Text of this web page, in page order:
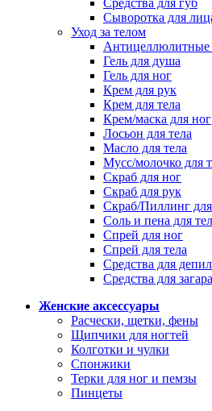
Средства для губ
Сыворотка для
Уход за телом
Антицеллюлитные
Гель для душа
Гель для ног
Крем для рук
Крем для тела
Крем/маска для ног
Лосьон для тела
Масло для тела
Мусс/молочко для
Скраб для ног
Скраб для рук
Скраб/Пиллинг для
Соль и пена для
Спрей для ног
Спрей для тела
Средства для
Средства для загара
Женские аксессуары
Расчески, щетки, фены
Щипчики для ногтей
Колготки и чулки
Спонжики
Терки для ног и пемзы
Пинцеты